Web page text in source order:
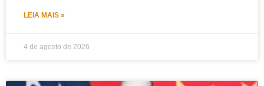
LEIA MAIS »
4 de agosto de 2026